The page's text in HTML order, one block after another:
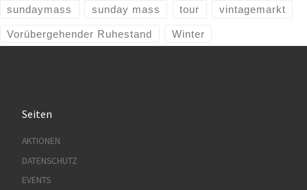
sundaymass sunday mass tour vintagemarkt
Vorübergehender Ruhestand Winter
Seiten
AKTIONEN
DATENSCHUTZ
EVENTS